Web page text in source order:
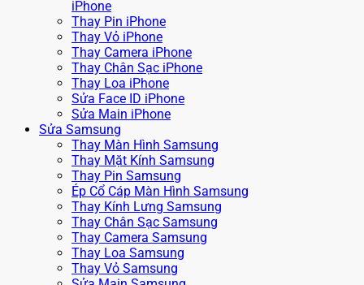
iPhone
Thay Pin iPhone
Thay Vỏ iPhone
Thay Camera iPhone
Thay Chân Sạc iPhone
Thay Loa iPhone
Sửa Face ID iPhone
Sửa Main iPhone
Sửa Samsung
Thay Màn Hình Samsung
Thay Mặt Kính Samsung
Thay Pin Samsung
Ép Cổ Cáp Màn Hình Samsung
Thay Kính Lưng Samsung
Thay Chân Sạc Samsung
Thay Camera Samsung
Thay Loa Samsung
Thay Vỏ Samsung